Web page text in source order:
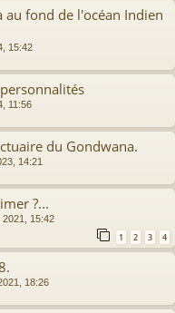
fond de l'océan Indien
15:42
11:56
du Gondwana.
14:21
?...
2021, 15:42
1 2 3 4
18:26